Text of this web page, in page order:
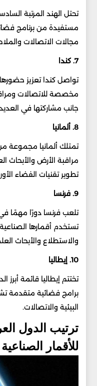
مستفيدة من برنامج
مجالات الاتصالات
7. كندا
تواصل كندا تعزيز
مخصصة للاتصالات
جانب مشاركتها في
8. ألمانيا
تمتلك ألمانيا مجموعة
مراقبة الأرض والأبحاث
تطوير تقنيات الفضاء
9. فرنسا
تلعب فرنسا دورًا مهمًا
تستخدم أقمارها
والاستطلاع والأبحاث
10. إيطاليا
تختتم إيطاليا قائمة أبرز
برامج فضائية متقدمة
البيئية والاتصالات.
ترتيب الدول
للأقمار الصناعية